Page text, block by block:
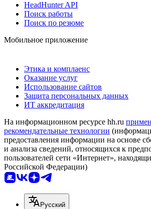
HeadHunter API
Поиск работы
Поиск по резюме
Мобильное приложение
Этика и комплаенс
Оказание услуг
Использование сайтов
Защита персональных данных
ИТ аккредитация
На информационном ресурсе hh.ru
рекомендательные технологии
предоставления информации на основе
и анализа сведений, относящихся к
пользователей сети «Интернет»,
Российской Федерации)
Русский